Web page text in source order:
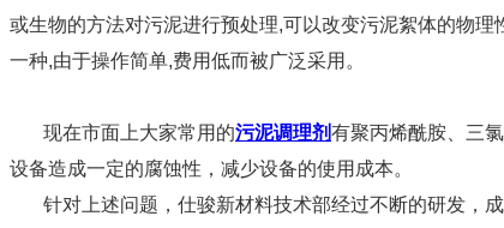
或生物的方法对污泥进行预处理,可以改变污泥絮体的物
一种,由于操作简单,费用低而被广泛采用。
现在市面上大家常用的污泥调理剂有聚丙烯酰胺、三
设备造成一定的腐蚀性，减少设备的使用成本。
针对上述问题，仕骏新材料技术部经过不断的研发，